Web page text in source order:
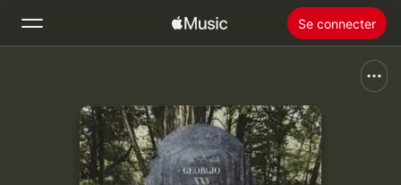
Se connecter
Accueil
Nouveautés